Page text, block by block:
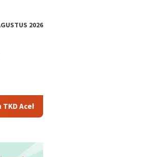
2026
Triliun, Pastikan Transparan dan